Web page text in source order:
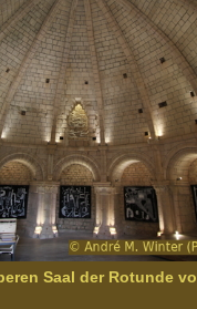
Saal der Rotunde